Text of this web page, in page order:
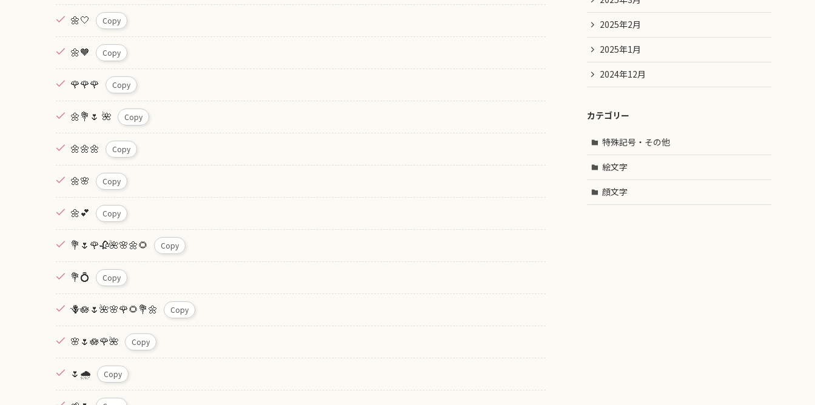
🌼🤍 Copy
🌼🧡 Copy
🌹🌹🌹 Copy
🌼💐🌷 🌺 Copy
🌼🌼🌼 Copy
🌼🌸 Copy
🌼💕 Copy
💐🌷🌹🥀🌺🌸🌼🌻 Copy
💐💍 Copy
🪻🪷🌷🌺🌸🌹🌻💐🌼 Copy
🌸🌷🪷🌹🌺 Copy
🌷🌧 Copy
2025年2月
2025年1月
2024年12月
カテゴリー
特殊記号・その他
絵文字
顔文字